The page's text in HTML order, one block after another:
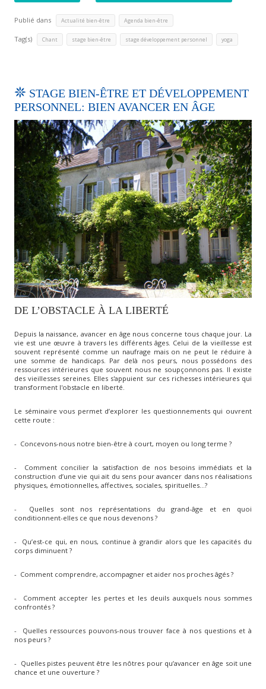
Publié dans Actualité bien-être Agenda bien-être
Tag(s) Chant stage bien-être stage développement personnel yoga
STAGE BIEN-ÊTRE ET DÉVELOPPEMENT
PERSONNEL: BIEN AVANCER EN ÂGE
DE L’OBSTACLE À LA LIBERTÉ
Depuis la naissance, avancer en âge nous concerne tous chaque jour. La
vie est une œuvre à travers les différents âges. Celui de la vieillesse est
souvent représenté comme un naufrage mais on ne peut le réduire à
une somme de handicaps. Par delà nos peurs, nous possédons des
ressources intérieures que souvent nous ne soupçonnons pas. Il existe
des vieillesses sereines. Elles s'appuient sur ces richesses intérieures qui
transforment l'obstacle en liberté.
Le séminaire vous permet d’explorer les questionnements qui ouvrent
cette route :
- Concevons-nous notre bien-être à court, moyen ou long terme ?
- Comment concilier la satisfaction de nos besoins immédiats et la
construction d’une vie qui ait du sens pour avancer dans nos réalisations
physiques, émotionnelles, affectives, sociales, spirituelles…?
- Quelles sont nos représentations du grand-âge et en quoi
conditionnent-elles ce que nous devenons ?
- Qu’est-ce qui, en nous, continue à grandir alors que les capacités du
corps diminuent ?
- Comment comprendre, accompagner et aider nos proches âgés ?
- Comment accepter les pertes et les deuils auxquels nous sommes
confrontés ?
- Quelles ressources pouvons-nous trouver face à nos questions et à
nos peurs ?
- Quelles pistes peuvent être les nôtres pour qu’avancer en âge soit une
chance et une ouverture ?